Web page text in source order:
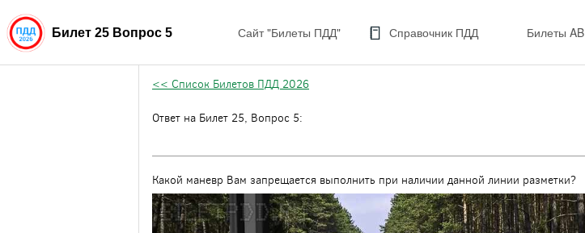
Билет 25 Вопрос 5 Сайт "Билеты ПДД" Справочник ПДД Билеты AB
<< Список Билетов ПДД 2026
Ответ на Билет 25, Вопрос 5:
Какой маневр Вам запрещается выполнить при наличии данной линии разметки?